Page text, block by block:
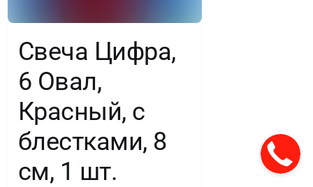
Свеча Цифра,
6 Овал,
Красный, с
блестками, 8
см, 1 шт.